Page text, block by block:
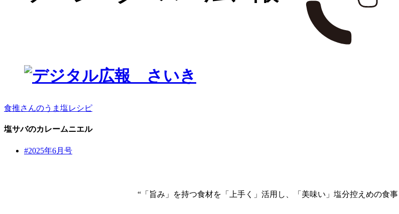
食推さんのうま塩レシピ
塩サバのカレームニエル
#2025年6月号
“「旨み」を持つ食材を「上手く」活用し、「美味い」塩分控えめの食